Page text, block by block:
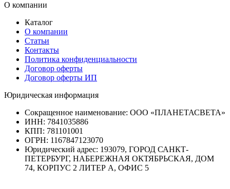
О компании
Каталог
О компании
Статьи
Контакты
Политика конфиденциальности
Договор оферты
Договор оферты ИП
Юридическая информация
Сокращенное наименование: ООО «ПЛАНЕТАСВЕТА»
ИНН: 7841035886
КПП: 781101001
ОГРН: 1167847123070
Юридический адрес: 193079, ГОРОД САНКТ-
ПЕТЕРБУРГ, НАБЕРЕЖНАЯ ОКТЯБРЬСКАЯ, ДОМ
74, КОРПУС 2 ЛИТЕР А, ОФИС 5